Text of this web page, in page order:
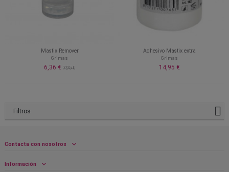
Mastix Remover
Grimas
6,36 € 7,95 €
Adhesivo Mastix extra
Grimas
14,95 €
Filtros
Contacta con nosotros
Información